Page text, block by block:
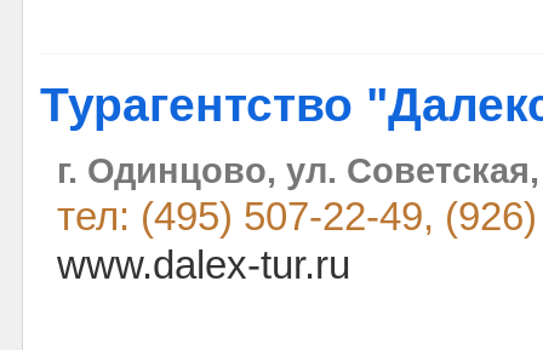
Турагентство
г. Одинцово, ул.
тел: (495) 507-22-49,
www.dalex-tur.ru